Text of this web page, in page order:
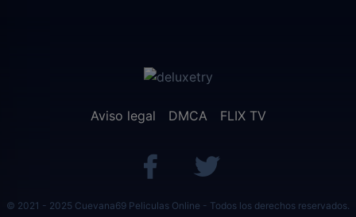
Aviso legal DMCA FLIX TV
© 2021 - 2025 Cuevana69 Peliculas Online - Todos los derechos reservados.